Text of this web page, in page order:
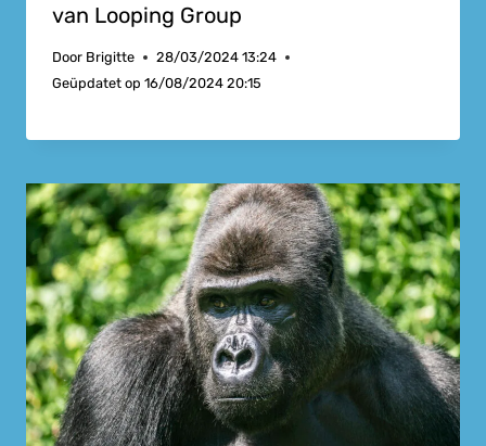
van Looping Group
Door Brigitte
28/03/2024 13:24
Geüpdatet op 16/08/2024 20:15